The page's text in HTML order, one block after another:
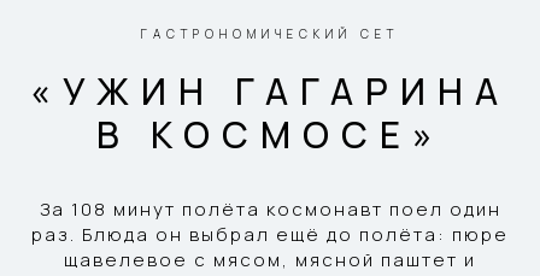
ГАСТРОНОМИЧЕСКИЙ СЕТ
«УЖИН ГАГАРИНА
В КОСМОСЕ»
За 108 минут полёта космонавт поел один
раз. Блюда он выбрал ещё до полёта: пюре
щавелевое с мясом, мясной паштет и